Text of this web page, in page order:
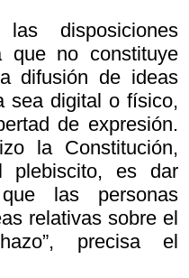
disposiciones
que no constituye
difusión de ideas
sea digital o físico,
de expresión.
la Constitución,
plebiscito, es dar
las personas
relativas sobre el
precisa el